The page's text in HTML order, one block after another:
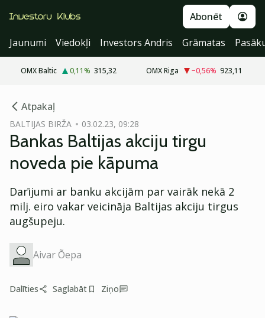
Abonēt
Jaunumi
Viedokļi Investors Andris Grāmatas
OMX Baltic 0,11% 315,32 OMX Riga −0,56% 923,11
Atpakaļ
BALTIJAS BIRŽA 03.02.23, 09:28
Bankas Baltijas akciju tirgu
noveda pie kāpuma
Darījumi ar banku akcijām par vairāk nekā 2
milj. eiro vakar veicināja Baltijas akciju tirgus
augšupeju.
Aivar Õepa
Dalīties Saglabāt Ziņo